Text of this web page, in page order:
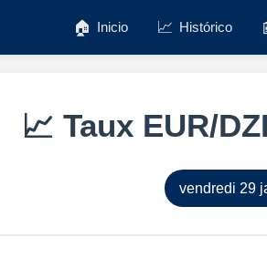
🏠 Inicio 📈 Histórico
📈 Taux EUR/
vendredi 29